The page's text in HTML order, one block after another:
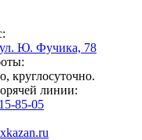
ул. Ю. Фучика, 78
круглосуточно.
линии:
85-05